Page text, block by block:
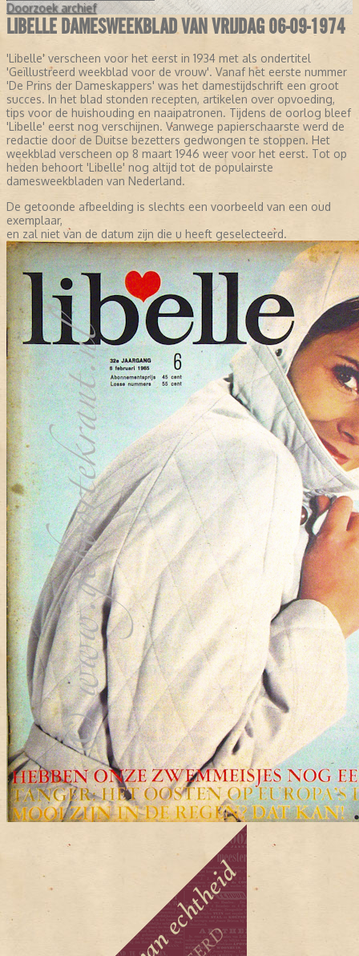
Doorzoek archief
LIBELLE DAMESWEEKBLAD VAN VRIJDAG 06-09-1974
'Libelle' verscheen voor het eerst in 1934 met als ondertitel
'Geïllustreerd weekblad voor de vrouw'. Vanaf het eerste nummer
'De Prins der Dameskappers' was het damestijdschrift een groot
succes. In het blad stonden recepten, artikelen over opvoeding,
tips voor de huishouding en naaipatronen. Tijdens de oorlog bleef
'Libelle' eerst nog verschijnen. Vanwege papierschaarste werd de
redactie door de Duitse bezetters gedwongen te stoppen. Het
weekblad verscheen op 8 maart 1946 weer voor het eerst. Tot op
heden behoort 'Libelle' nog altijd tot de populairste
damesweekbladen van Nederland.
De getoonde afbeelding is slechts een voorbeeld van een oud
exemplaar,
en zal niet van de datum zijn die u heeft geselecteerd.